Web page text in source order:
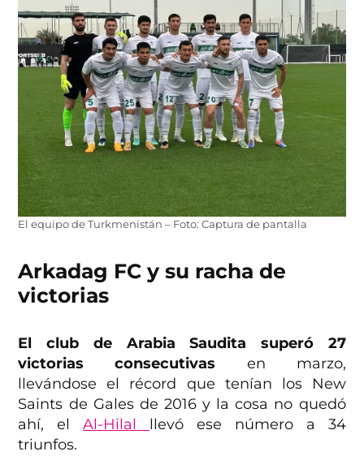
El equipo de Turkmenistán – Foto: Captura de pantalla
Arkadag FC y su racha de
victorias
El club de Arabia Saudita superó 27
victorias consecutivas en marzo,
llevándose el récord que tenían los New
Saints de Gales de 2016 y la cosa no quedó
ahí, elAl-Hilal llevó ese número a 34
triunfos.